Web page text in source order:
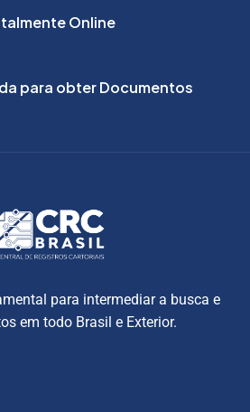
Online
para obter Documentos
para intermediar a busca e
em todo Brasil e Exterior.